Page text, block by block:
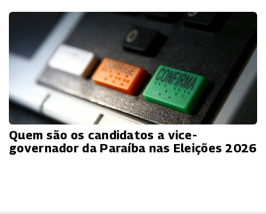
Quem são os candidatos a vice-
governador da Paraíba nas Eleições 2026